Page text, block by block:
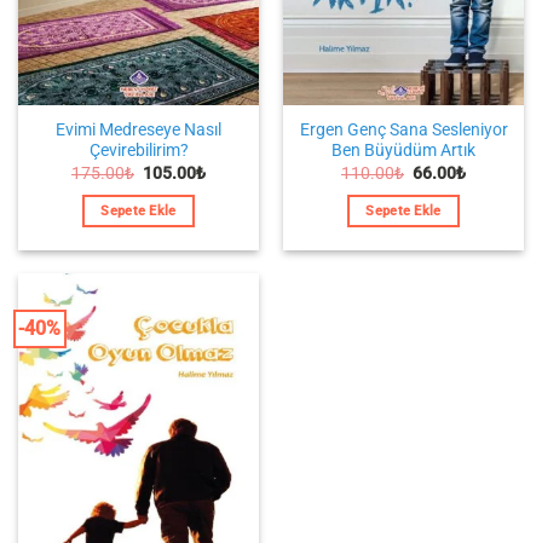
Evimi Medreseye Nasıl
Çevirebilirim?
175.00₺ Orijinal
175.00₺.
105.00₺Şu
Sepete Ekle
Ergen Genç Sana Sesleniyor
Ben Büyüdüm Artık
110.00₺ Orijinal
110.00₺.
66.00₺Şu
Sepete Ekle
-40%